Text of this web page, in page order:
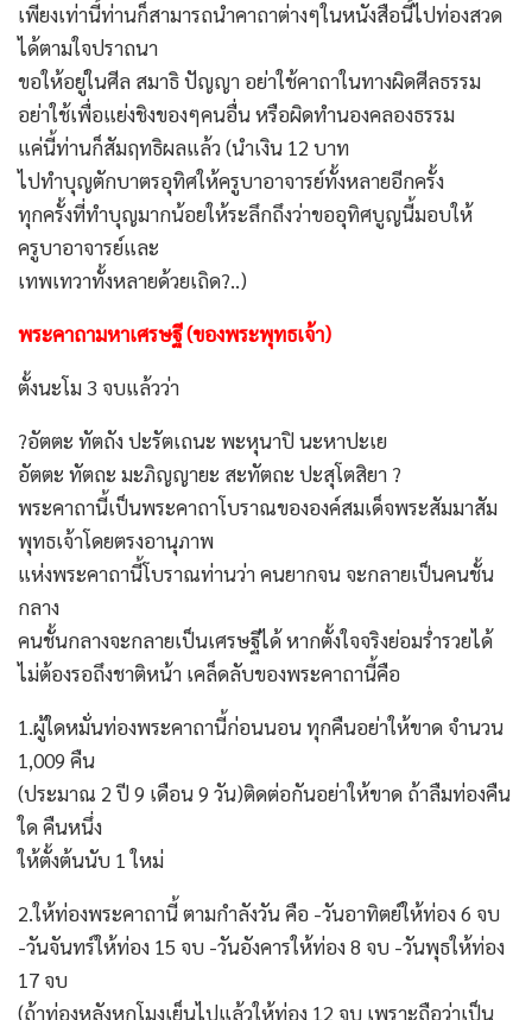
เพียงเท่านี้ท่านก็สามารถนำคาถาต่างๆในหนังสือนี้ไปท่องสวด
ได้ตามใจปราถนา
ขอให้อยู่ในศีล สมาธิ ปัญญา อย่าใช้คาถาในทางผิดศีลธรรม
อย่าใช้เพื่อแย่งชิงของๆคนอื่น หรือผิดทำนองคลองธรรม
แค่นี้ท่านก็สัมฤทธิผลแล้ว (นำเงิน 12 บาท
ไปทำบุญตักบาตรอุทิศให้ครูบาอาจารย์ทั้งหลายอีกครั้ง
ทุกครั้งที่ทำบุญมากน้อยให้ระลึกถึงว่าขออุทิศบูญนี้มอบให้
ครูบาอาจารย์และ
เทพเทวาทั้งหลายด้วยเถิด?..)
พระคาถามหาเศรษฐี (ของพระพุทธเจ้า)
ตั้งนะโม 3 จบแล้วว่า
?อัตตะ ทัตถัง ปะรัตเถนะ พะหุนาปิ นะหาปะเย
อัตตะ ทัตถะ มะภิญญายะ สะทัตถะ ปะสุโตสิยา ?
พระคาถานี้เป็นพระคาถาโบราณขององค์สมเด็จพระสัมมาสัม
พุทธเจ้าโดยตรงอานุภาพ
แห่งพระคาถานี้โบราณท่านว่า คนยากจน จะกลายเป็นคนชั้น
กลาง
คนชั้นกลางจะกลายเป็นเศรษฐีได้ หากตั้งใจจริงย่อมร่ำรวยได้
ไม่ต้องรอถึงชาติหน้า เคล็ดลับของพระคาถานี้คือ
1.ผู้ใดหมั่นท่องพระคาถานี้ก่อนนอน ทุกคืนอย่าให้ขาด จำนวน
1,009 คืน
(ประมาณ 2 ปี 9 เดือน 9 วัน)ติดต่อกันอย่าให้ขาด ถ้าลืมท่องคืน
ใด คืนหนึ่ง
ให้ตั้งต้นนับ 1 ใหม่
2.ให้ท่องพระคาถานี้ ตามกำลังวัน คือ -วันอาทิตย์ให้ท่อง 6 จบ
-วันจันทร์ให้ท่อง 15 จบ -วันอังคารให้ท่อง 8 จบ -วันพุธให้ท่อง
17 จบ
(ถ้าท่องหลังหกโมงเย็นไปแล้วให้ท่อง 12 จบ เพราะถือว่าเป็น